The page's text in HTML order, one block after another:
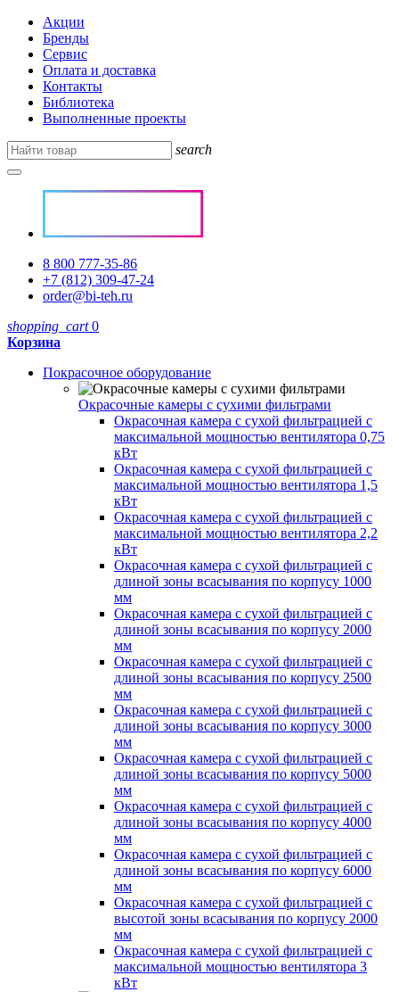
Акции
Бренды
Сервис
Оплата и доставка
Контакты
Библиотека
Выполненные проекты
search
8 800 777-35-86
+7 (812) 309-47-24
order@bi-teh.ru
shopping_cart 0
Корзина
Покрасочное оборудование
Окрасочные камеры с сухими фильтрами
Окрасочная камера с сухой фильтрацией с
максимальной мощностью вентилятора 0,75
кВт
Окрасочная камера с сухой фильтрацией с
максимальной мощностью вентилятора 1,5
кВт
Окрасочная камера с сухой фильтрацией с
максимальной мощностью вентилятора 2,2
кВт
Окрасочная камера с сухой фильтрацией с
длиной зоны всасывания по корпусу 1000
мм
Окрасочная камера с сухой фильтрацией с
длиной зоны всасывания по корпусу 2000
мм
Окрасочная камера с сухой фильтрацией с
длиной зоны всасывания по корпусу 2500
мм
Окрасочная камера с сухой фильтрацией с
длиной зоны всасывания по корпусу 3000
мм
Окрасочная камера с сухой фильтрацией с
длиной зоны всасывания по корпусу 5000
мм
Окрасочная камера с сухой фильтрацией с
длиной зоны всасывания по корпусу 4000
мм
Окрасочная камера с сухой фильтрацией с
длиной зоны всасывания по корпусу 6000
мм
Окрасочная камера с сухой фильтрацией с
высотой зоны всасывания по корпусу 2000
мм
Окрасочная камера с сухой фильтрацией с
максимальной мощностью вентилятора 3
кВт